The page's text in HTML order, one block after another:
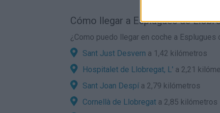
Cómo llegar a Esplugues de
¿Como puedo llegar en coche a
Sant Just Desvern a 1,42 kilómetros
Hospitalet de Llobregat, L' a 2,21
Sant Joan Despí a 2,79 kilómetros
Cornellà de Llobregat a 2,85 kilómetros